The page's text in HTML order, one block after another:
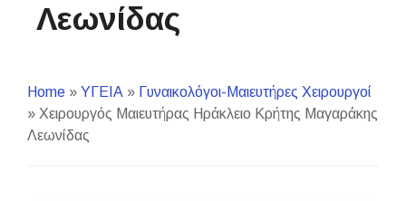
Λεωνίδας
Home » ΥΓΕΙΑ » Γυναικολόγοι-Μαιευτήρες Χειρουργοί
» Χειρουργός Μαιευτήρας Ηράκλειο Κρήτης Μαγαράκης
Λεωνίδας